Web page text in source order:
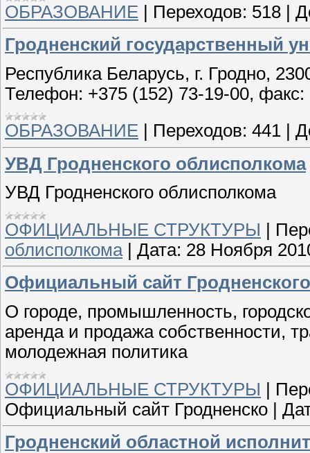
ОБРАЗОВАНИЕ | Переходов: 518 |
Гродненский государственный
Республика Беларусь, г. Гродно,
Телефон: +375 (152) 73-19-00, факс:
ОБРАЗОВАНИЕ
Переходов: 441
УВД Гродненского облисполкома
УВД Гродненского облисполкома
ОФИЦИАЛЬНЫЕ СТРУКТУРЫ
облисполкома
Дата: 28 Ноября
Официальный сайт
О городе, промышленность,
аренда и продажа собственности,
молодежная политика
ОФИЦИАЛЬНЫЕ СТРУКТУРЫ |
Официальный сайт Гродненско |
Гродненский областной